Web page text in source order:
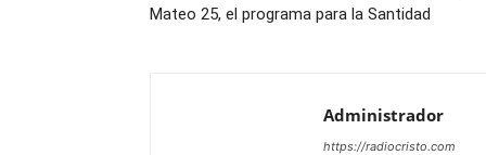
Mateo 25, el programa para la Santidad
Administrador
https://radiocristo.com